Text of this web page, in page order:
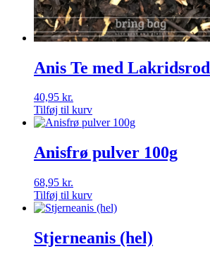
Anis Te med Lakridsrod
40,95 kr.
Tilføj til kurv
Anisfrø pulver 100g
68,95 kr.
Tilføj til kurv
Stjerneanis (hel)